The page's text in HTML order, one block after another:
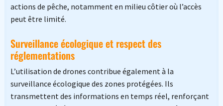
actions de pêche, notamment en milieu côtier où l’accès
peut être limité.
Surveillance écologique et respect des
réglementations
L’utilisation de drones contribue également à la
surveillance écologique des zones protégées. Ils
transmettent des informations en temps réel, renforçant